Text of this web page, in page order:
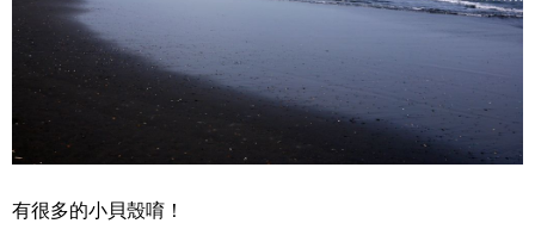
有很多的小貝殼唷！